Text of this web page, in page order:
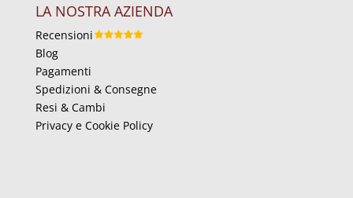
LA NOSTRA AZIENDA
Recensioni
Blog
Pagamenti
Spedizioni & Consegne
Resi & Cambi
Privacy e Cookie Policy